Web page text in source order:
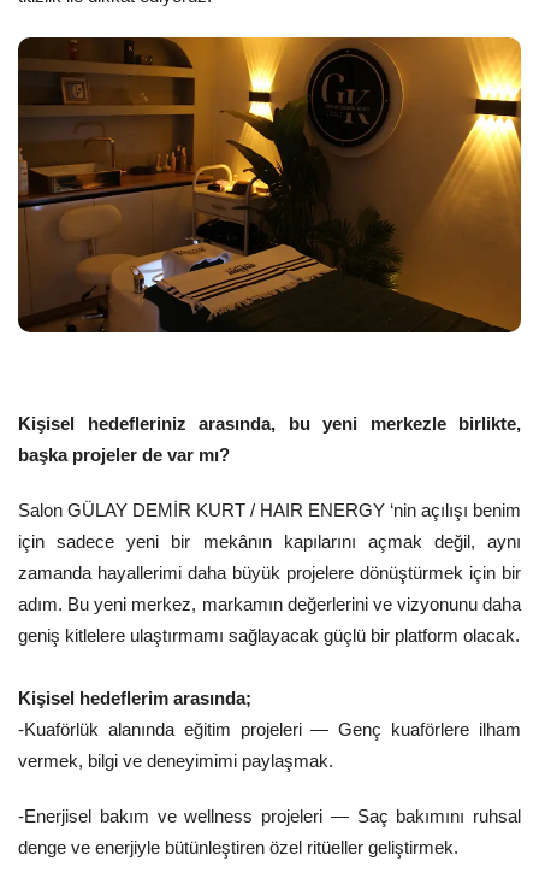
Kişisel hedefleriniz arasında, bu yeni merkezle birlikte,
başka projeler de var mı?
Salon GÜLAY DEMİR KURT / HAIR ENERGY ‘nin açılışı benim
için sadece yeni bir mekânın kapılarını açmak değil, aynı
zamanda hayallerimi daha büyük projelere dönüştürmek için bir
adım. Bu yeni merkez, markamın değerlerini ve vizyonunu daha
geniş kitlelere ulaştırmamı sağlayacak güçlü bir platform olacak.
Kişisel hedeflerim arasında;
-Kuaförlük alanında eğitim projeleri — Genç kuaförlere ilham
vermek, bilgi ve deneyimimi paylaşmak.
-Enerjisel bakım ve wellness projeleri — Saç bakımını ruhsal
denge ve enerjiyle bütünleştiren özel ritüeller geliştirmek.